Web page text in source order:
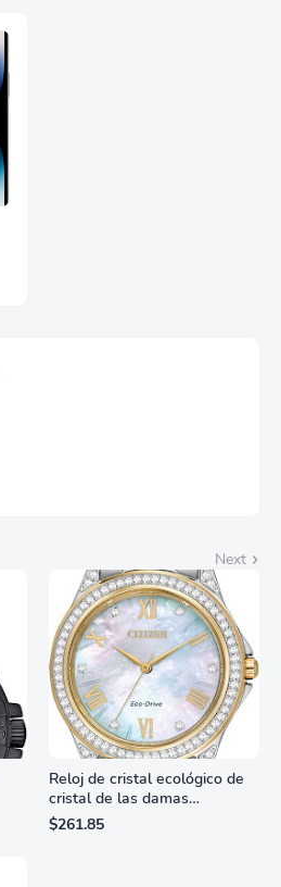
Next
Reloj de cristal ecológico de
cristal de las damas
ciudadanas, 3 manos,
marcadores de números
$261.85